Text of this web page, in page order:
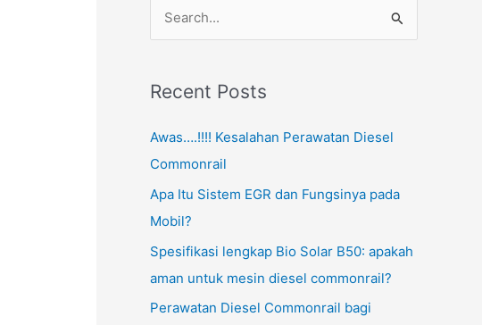
r
c
h
:
Recent Posts
Awas….!!!! Kesalahan Perawatan Diesel
Commonrail
Apa Itu Sistem EGR dan Fungsinya pada
Mobil?
Spesifikasi lengkap Bio Solar B50: apakah
aman untuk mesin diesel commonrail?
Perawatan Diesel Commonrail bagi